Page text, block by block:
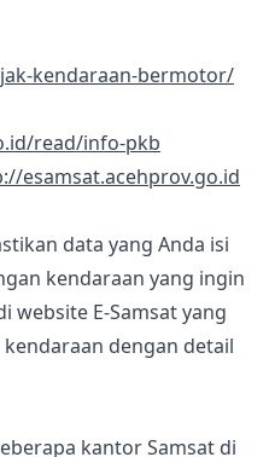
kendaraan-bermotor/
read/info-pkb
esamsat.acehprov.go.id
data yang Anda isi
kendaraan yang ingin
website E-Samsat yang
dengan detail
kantor Samsat di